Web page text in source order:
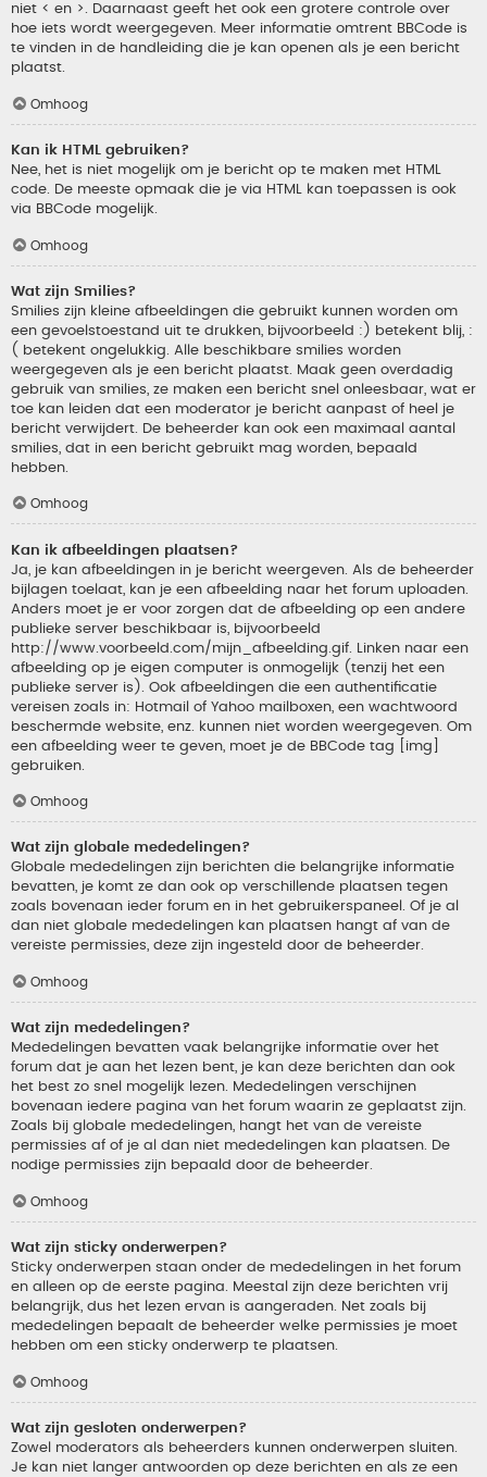
niet < en >. Daarnaast geeft het ook een grotere controle over
hoe iets wordt weergegeven. Meer informatie omtrent BBCode is
te vinden in de handleiding die je kan openen als je een bericht
plaatst.
Omhoog
Kan ik HTML gebruiken?
Nee, het is niet mogelijk om je bericht op te maken met HTML
code. De meeste opmaak die je via HTML kan toepassen is ook
via BBCode mogelijk.
Omhoog
Wat zijn Smilies?
Smilies zijn kleine afbeeldingen die gebruikt kunnen worden om
een gevoelstoestand uit te drukken, bijvoorbeeld :) betekent blij, :
( betekent ongelukkig. Alle beschikbare smilies worden
weergegeven als je een bericht plaatst. Maak geen overdadig
gebruik van smilies, ze maken een bericht snel onleesbaar, wat er
toe kan leiden dat een moderator je bericht aanpast of heel je
bericht verwijdert. De beheerder kan ook een maximaal aantal
smilies, dat in een bericht gebruikt mag worden, bepaald
hebben.
Omhoog
Kan ik afbeeldingen plaatsen?
Ja, je kan afbeeldingen in je bericht weergeven. Als de beheerder
bijlagen toelaat, kan je een afbeelding naar het forum uploaden.
Anders moet je er voor zorgen dat de afbeelding op een andere
publieke server beschikbaar is, bijvoorbeeld
http://www.voorbeeld.com/mijn_afbeelding.gif. Linken naar een
afbeelding op je eigen computer is onmogelijk (tenzij het een
publieke server is). Ook afbeeldingen die een authentificatie
vereisen zoals in: Hotmail of Yahoo mailboxen, een wachtwoord
beschermde website, enz. kunnen niet worden weergegeven. Om
een afbeelding weer te geven, moet je de BBCode tag [img]
gebruiken.
Omhoog
Wat zijn globale mededelingen?
Globale mededelingen zijn berichten die belangrijke informatie
bevatten, je komt ze dan ook op verschillende plaatsen tegen
zoals bovenaan ieder forum en in het gebruikerspaneel. Of je al
dan niet globale mededelingen kan plaatsen hangt af van de
vereiste permissies, deze zijn ingesteld door de beheerder.
Omhoog
Wat zijn mededelingen?
Mededelingen bevatten vaak belangrijke informatie over het
forum dat je aan het lezen bent, je kan deze berichten dan ook
het best zo snel mogelijk lezen. Mededelingen verschijnen
bovenaan iedere pagina van het forum waarin ze geplaatst zijn.
Zoals bij globale mededelingen, hangt het van de vereiste
permissies af of je al dan niet mededelingen kan plaatsen. De
nodige permissies zijn bepaald door de beheerder.
Omhoog
Wat zijn sticky onderwerpen?
Sticky onderwerpen staan onder de mededelingen in het forum
en alleen op de eerste pagina. Meestal zijn deze berichten vrij
belangrijk, dus het lezen ervan is aangeraden. Net zoals bij
mededelingen bepaalt de beheerder welke permissies je moet
hebben om een sticky onderwerp te plaatsen.
Omhoog
Wat zijn gesloten onderwerpen?
Zowel moderators als beheerders kunnen onderwerpen sluiten.
Je kan niet langer antwoorden op deze berichten en als ze een